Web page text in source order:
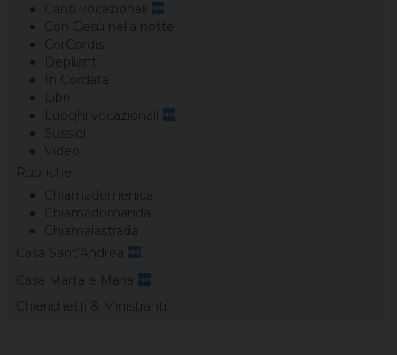
Canti vocazionali
Con Gesù nella notte
CorCordis
Depliant
In Cordata
Libri
Luoghi vocazionali
Sussidi
Video
Rubriche
Chiamadomenica
Chiamadomanda
Chiamalastrada
Casa Sant’Andrea
Casa Marta e Maria
Chierichetti & Ministranti